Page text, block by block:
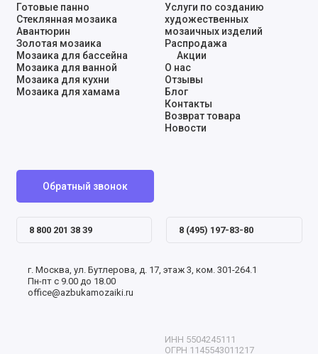
Готовые панно
Стеклянная мозаика
Авантюрин
Золотая мозаика
Мозаика для бассейна
Мозаика для ванной
Мозаика для кухни
Мозаика для хамама
Услуги по созданию
художественных
мозаичных изделий
Распродажа
Акции
О нас
Отзывы
Блог
Контакты
Возврат товара
Новости
Обратный звонок
8 800 201 38 39 8 (495) 197-83-80
г. Москва, ул. Бутлерова, д. 17, этаж 3, ком. 301-264.1
Пн-пт с 9.00 до 18.00
office@azbukamozaiki.ru
ИНН 5504245111
ОГРН 1145543011217